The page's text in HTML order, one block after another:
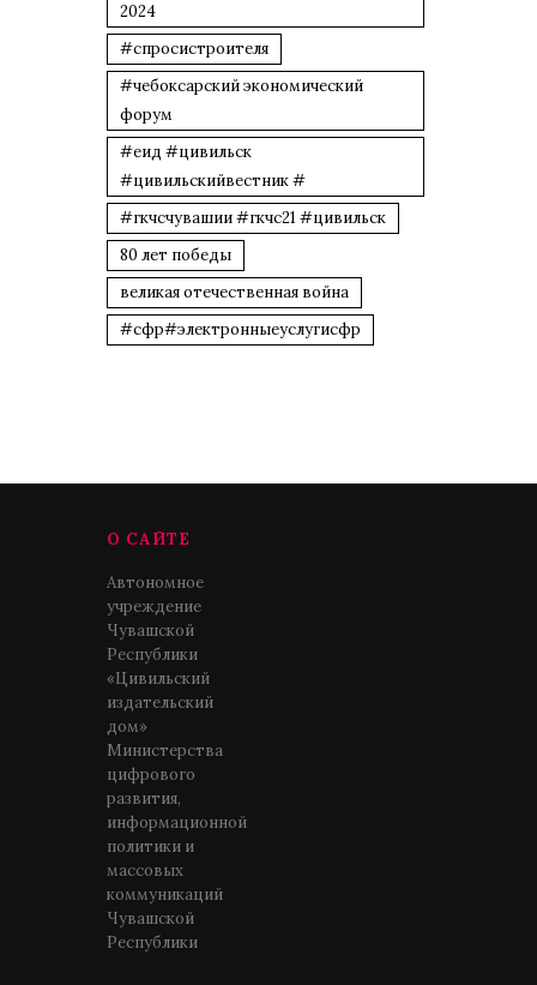
2024
#спросистроителя
#чебоксарский экономический
форум
#еид #цивильск
#цивильскийвестник #
#гкчсчувашии #гкчс21 #цивильск
80 лет победы
великая отечественная война
#сфр#электронныеуслугисфр
О САЙТЕ
Автономное
учреждение
Чувашской
Республики
«Цивильский
издательский
дом»
Министерства
цифрового
развития,
информационной
политики и
массовых
коммуникаций
Чувашской
Республики